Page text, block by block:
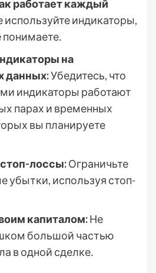
работает каждый
используйте индикаторы,
на
данных:Убедитесь, что
индикаторы работают
парах и временных
вы планируете
лоссы:Ограничьте
убытки, используя стоп-
капиталом:Не
большой частью
в одной сделке․